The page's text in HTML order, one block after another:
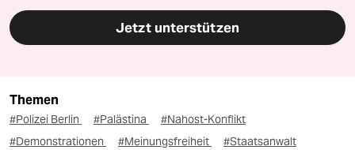
Jetzt unterstützen
Themen
#Polizei Berlin #Palästina
#Nahost-Konflikt
#Demonstrationen
#Meinungsfreiheit
#Staatsanwalt